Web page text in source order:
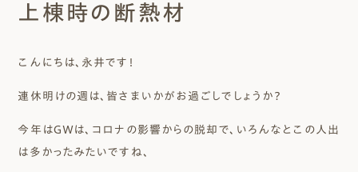
0120-40-6613
モデルハウスを見る
上棟時の断熱材
こんにちは、永井です！
連休明けの週は、皆さまいかがお過ごしでしょうか？
今年はＧＷは、コロナの影響からの脱却で、いろんなとこの人出
は多かったみたいですね、